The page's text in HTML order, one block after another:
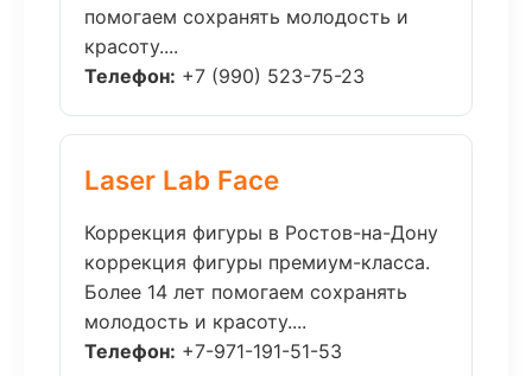
помогаем сохранять молодость и
красоту....
Телефон: +7 (990) 523-75-23
Laser Lab Face
Коррекция фигуры в Ростов-на-Дону
коррекция фигуры премиум-класса.
Более 14 лет помогаем сохранять
молодость и красоту....
Телефон: +7-971-191-51-53